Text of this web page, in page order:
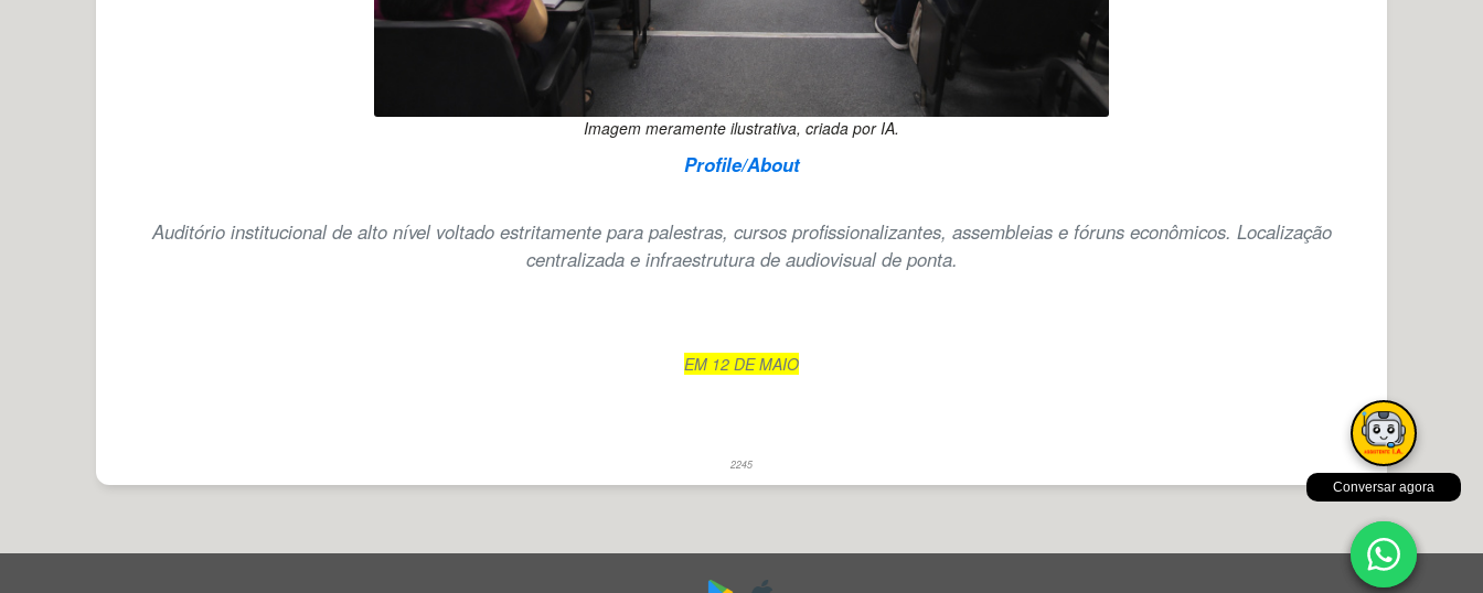
Conversar agora
Imagem meramente ilustrativa, criada por IA.
Profile/About
Auditório institucional de alto nível voltado estritamente para palestras, cursos profissionalizantes, assembleias e fóruns econômicos. Localização
centralizada e infraestrutura de audiovisual de ponta.
EM 12 DE MAIO
2245